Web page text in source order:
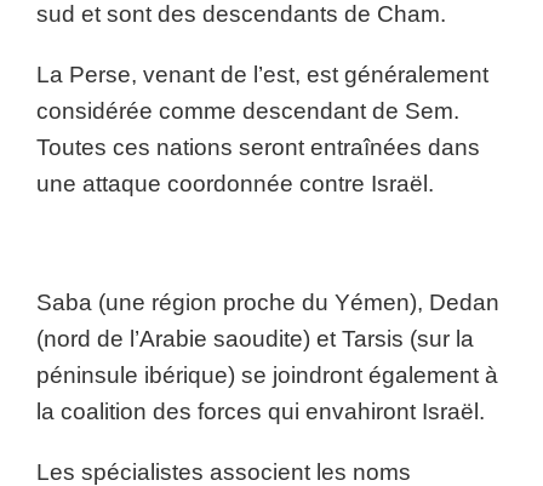
sud et sont des descendants de Cham.
La Perse, venant de l’est, est généralement
considérée comme descendant de Sem.
Toutes ces nations seront entraînées dans
une attaque coordonnée contre Israël.
Saba (une région proche du Yémen), Dedan
(nord de l’Arabie saoudite) et Tarsis (sur la
péninsule ibérique) se joindront également à
la coalition des forces qui envahiront Israël.
Les spécialistes associent les noms